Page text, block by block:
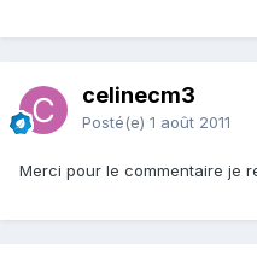
celinecm3
Posté(e) 1 août 2011
Merci pour le commentaire je